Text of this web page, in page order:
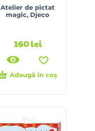
Atelier de pictat
magic, Djeco
160lei
Adaugă în coș